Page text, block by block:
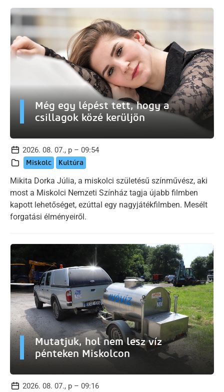
Még egy lépést tett, hogy a
csillagok közé kerüljön
2026. 08. 07., p – 09:54
Miskolc Kultúra
Mikita Dorka Júlia, a miskolci születésű színművész, aki
most a Miskolci Nemzeti Színház tagja újabb filmben
kapott lehetőséget, ezúttal egy nagyjátékfilmben. Mesélt
forgatási élményeiről.
Mutatjuk, hol nem lesz víz
pénteken Miskolcon
2026. 08. 07., p – 09:16